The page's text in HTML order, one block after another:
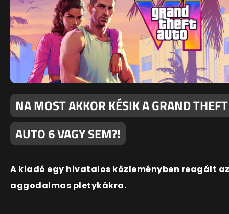
NA MOST AKKOR KÉSIK A GRAND THEFT
AUTO 6 VAGY SEM?!
A kiadó egy hivatalos közleményben reagált
aggodalmas pletykákra.